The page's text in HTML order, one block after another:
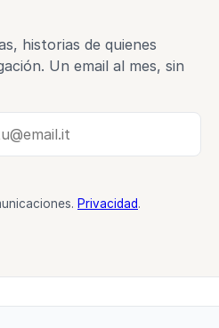
historias de quienes
Un email al mes, sin
Privacidad.